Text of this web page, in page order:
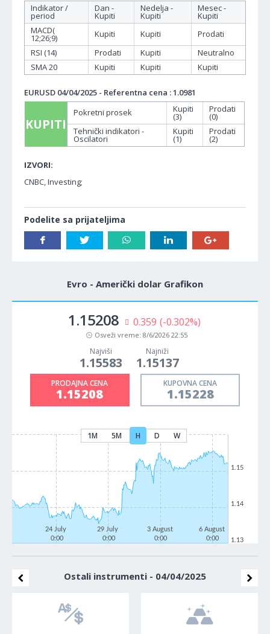
Indikator /
period
Dan -
Kupiti
Nedelja -
Kupiti
Mesec -
Kupiti
MACD(
12;26;9) Kupiti Kupiti
Prodati
RSI (14)
Prodati Kupiti
Neutralno
SMA 20
Kupiti Kupiti Kupiti
EURUSD 04/04/2025 - Referentna cena : 1.0981
KUPITI
Pokretni prosek Kupiti
(3)
Prodati
(0)
Tehnički indikatori -
Oscilatori
Kupiti
(1)
Prodati
(2)
IZVORI:
CNBC, Investing;
Podelite sa prijateljima
Evro - Američki dolar Grafikon
1.15208 0.359 (-0.302%)
Osveži vreme: 8/6/2026 22:55
Najviši
1.15583
Najniži
1.15137
PRODAJNA CENA
1.15208
KUPOVNA CENA
1.15228
1M 5M H D W
24 July
0:00
29 July
0:00
3 August
0:00
6 August
0:00
1.13
1.14
1.15
Ostali instrumenti - 04/04/2025